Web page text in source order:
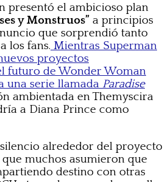
presentó el ambicioso plan
y Monstruos” a principios
que sorprendió tanto
los fans. Mientras Superman
proyectos
futuro de Wonder Woman
una serie llamada Paradise
ambientada en Themyscira
a Diana Prince como
alrededor del proyecto
muchos asumieron que
destino con otras